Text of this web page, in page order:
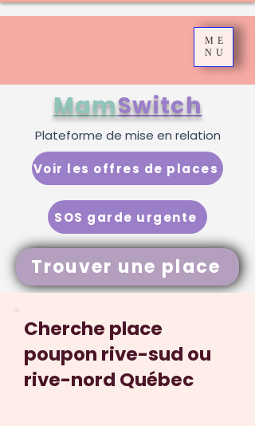
ME
NU
Trouver une place
MamSwitch
SOS garde urgente
Voir les offres de places
Plateforme de mise en relation
Cherche place
poupon rive-sud ou
rive-nord Québec